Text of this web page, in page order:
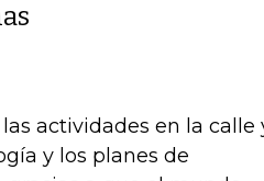
actividades en la calle
y los planes de